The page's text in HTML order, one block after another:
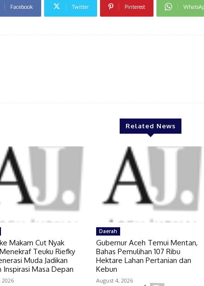
Facebook Twitter Pinterest
Related News
Makam Cut Nyak
Teuku Riefky
Muda Jadikan
Inspirasi Masa Depan
2026
Daerah
Gubernur Aceh Temui Mentan,
Bahas Pemulihan 107 Ribu
Hektare Lahan Pertanian dan
Kebun
August 4, 2026